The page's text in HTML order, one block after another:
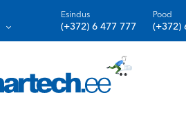
Esindus
(+372) 6 477 777
Pood
(+372)